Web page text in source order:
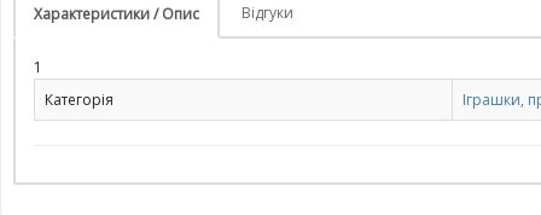
Характеристики / Опис Відгуки
1
Категорія
Іграшки,